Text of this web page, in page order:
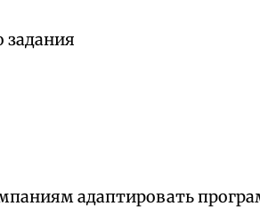
задания
адаптировать